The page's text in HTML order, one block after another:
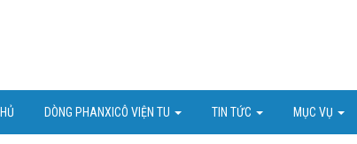
DÒNG PHANXICÔ VIỆN TU TIN TỨC MỤC VỤ